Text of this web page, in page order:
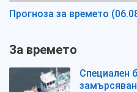
Прогноза за времето
За времето
Специален